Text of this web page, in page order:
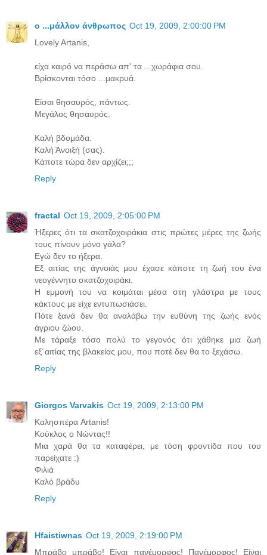
o ...μάλλoν άνθρωπoς Oct 19, 2009, 2:00:00 PM
Lovely Artanis,
είχα καιρό να περάσω απ' τα ...χωράφια σου.
Βρίσκονται τόσο ...μακρυά.
Είσαι θησαυρός, πάντως.
Μεγάλος θησαυρός.
Καλή βδομάδα.
Καλή Άνοιξή (σας).
Κάποτε τώρα δεν αρχίζει;;;
Reply
fractal Oct 19, 2009, 2:05:00 PM
Ήξερες ότι τα σκατζοχοιράκια στις πρώτες μέρες της ζωής
τους πίνουν μόνο γάλα?
Εγώ δεν το ήξερα.
Εξ αιτίας της άγνοιάς μου έχασε κάποτε τη ζωή του ένα
νεογέννητο σκατζοχοιράκι.
Η εμμονή του να κοιμάται μέσα στη γλάστρα με τους
κάκτους με είχε εντυπωσιάσει.
Πότε ξανά δεν θα αναλάβω την ευθύνη της ζωής ενός
άγριου ζώου.
Με τάραξε τόσο πολύ το γεγονός ότι χάθηκε μια ζωή
εξ΄αιτίας της βλακείας μου, που ποτέ δεν θα το ξεχάσω.
Reply
Giorgos Varvakis Oct 19, 2009, 2:13:00 PM
Καλησπέρα Artanis!
Κούκλος ο Νώντας!!
Μια χαρά θα τα καταφέρει, με τόση φροντίδα που του
παρείχατε :)
Φιλιά
Καλό βράδυ
Reply
Hfaistiwnas Oct 19, 2009, 2:19:00 PM
Μπράβο μπράβο! Είναι πανέμορφος! Πανέμορφος! Είναι